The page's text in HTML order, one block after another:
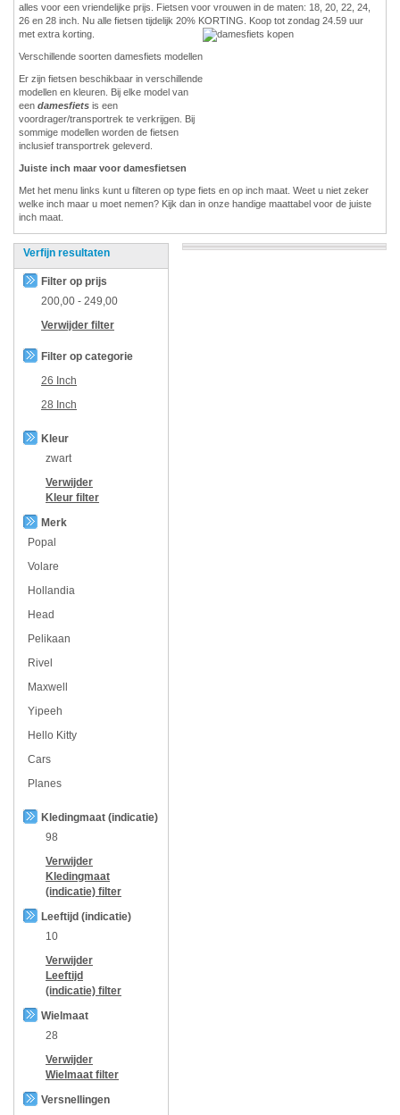
alles voor een vriendelijke prijs. Fietsen voor vrouwen in de maten: 18, 20, 22, 24,
26 en 28 inch. Nu alle fietsen tijdelijk 20% KORTING. Koop tot zondag 24.59 uur
met extra korting.
Verschillende soorten damesfiets modellen
Er zijn fietsen beschikbaar in verschillende
modellen en kleuren. Bij elke model van
een damesfiets is een
voordrager/transportrek te verkrijgen. Bij
sommige modellen worden de fietsen
inclusief transportrek geleverd.
Juiste inch maar voor damesfietsen
Met het menu links kunt u filteren op type fiets en op inch maat. Weet u niet zeker
welke inch maar u moet nemen? Kijk dan in onze handige maattabel voor de juiste
inch maat.
Verfijn resultaten
Filter op prijs
200,00 - 249,00
Verwijder filter
Filter op categorie
26 Inch
28 Inch
Kleur
zwart
Verwijder
Kleur filter
Merk
Popal
Volare
Hollandia
Head
Pelikaan
Rivel
Maxwell
Yipeeh
Hello Kitty
Cars
Planes
Kledingmaat (indicatie)
98
Verwijder
Kledingmaat
(indicatie) filter
Leeftijd (indicatie)
10
Verwijder
Leeftijd
(indicatie) filter
Wielmaat
28
Verwijder
Wielmaat filter
Versnellingen